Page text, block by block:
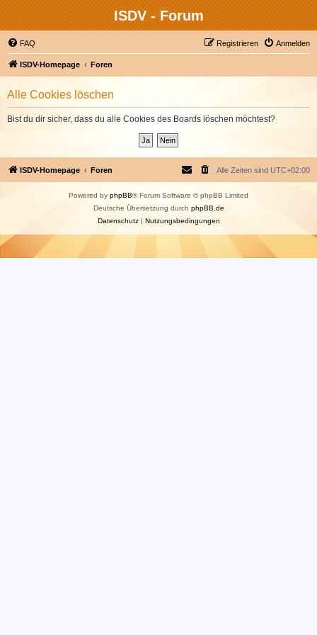
ISDV - Forum
FAQ Anmelden
Registrieren
ISDV-Homepage Foren
Alle Cookies löschen
Bist du dir sicher, dass du alle Cookies des Boards löschen möchtest?
ISDV-Homepage Foren Alle Zeiten sind UTC+02:00
Powered by phpBB® Forum Software © phpBB Limited
Deutsche Übersetzung durch phpBB.de
Datenschutz| Nutzungsbedingungen